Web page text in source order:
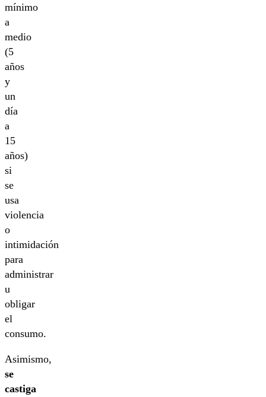
mínimo
a
medio
(5
años
y
un
día
a
15
años)
si
se
usa
violencia
o
intimidación
para
administrar
u
obligar
el
consumo.
Asimismo,
se
castiga